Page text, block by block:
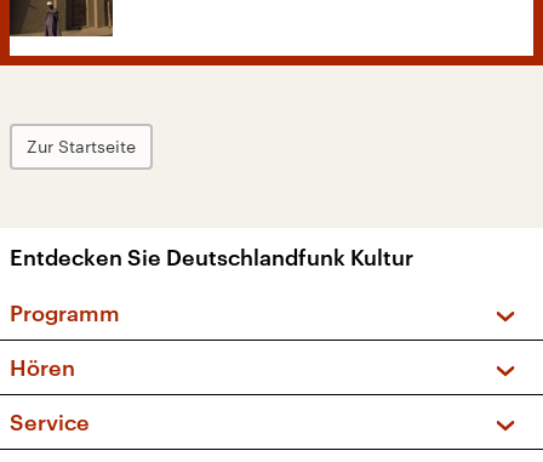
Zur Startseite
Entdecken Sie Deutschlandfunk Kultur
Programm
Sendungen und Podcasts
Musikliste
Hören
Frequenzen (UKW + DAB+)
Service